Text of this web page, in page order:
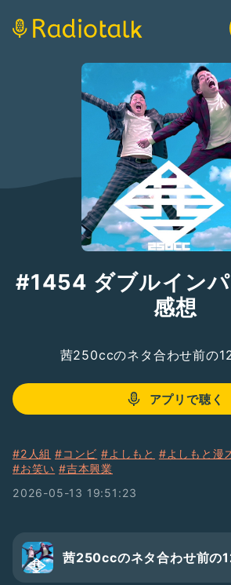
#1454 ダブルイン
感想
茜250ccのネタ合わせ前の
アプリで聴く
#2人組 #コンビ #よしもと #よしもと漫
#お笑い #吉本興業
2026-05-13 19:51:23
茜250ccのネタ合わせ前の